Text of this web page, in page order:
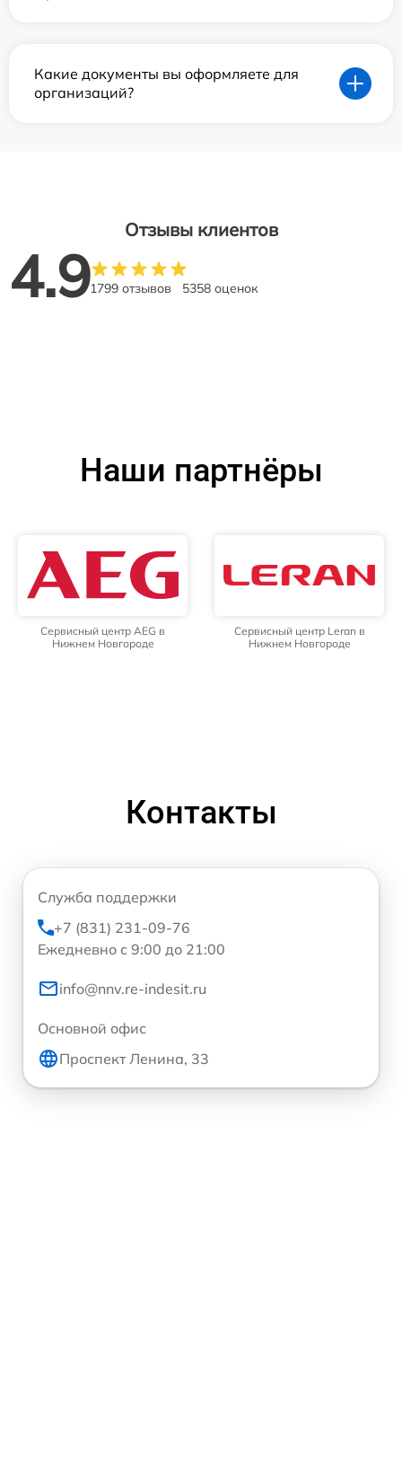
Какие документы вы оформляете для
организаций?
Отзывы клиентов
4.91799 отзывов 5358 оценок
Наши партнёры
Сервисный центр AEG в
Нижнем Новгороде
Сервисный центр Leran в
Нижнем Новгороде
Контакты
Служба поддержки
+7 (831) 231-09-76
Ежедневно с 9:00 до 21:00
info@nnv.re-indesit.ru
Основной офис
Проспект Ленина, 33